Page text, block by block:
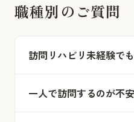
職種別のご質問
訪問リハビリ未経験で
一人で訪問するのが不